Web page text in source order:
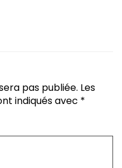
pas publiée. Les
indiqués avec *